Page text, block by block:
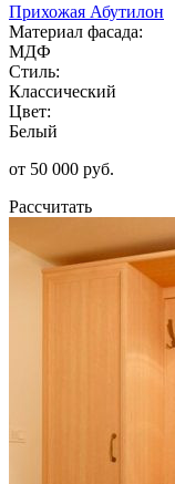
Прихожая Абутилон
Материал фасада:
МДФ
Стиль:
Классический
Цвет:
Белый
от 50 000 руб.
Рассчитать